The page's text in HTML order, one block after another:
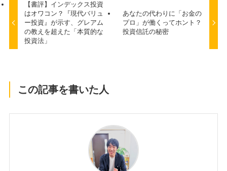
【書評】インデックス投資
はオワコン？『現代バリュ
ー投資』が示す、グレアム
の教えを超えた「本質的な
投資法」
あなたの代わりに「お金の
プロ」が働くってホント？
投資信託の秘密
この記事を書いた人